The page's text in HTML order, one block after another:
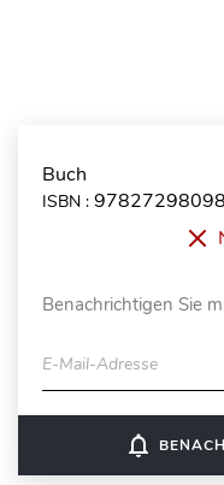
Buch
ISBN :
Benachrichtigen Sie
E-Mail-Adresse
notifications_none